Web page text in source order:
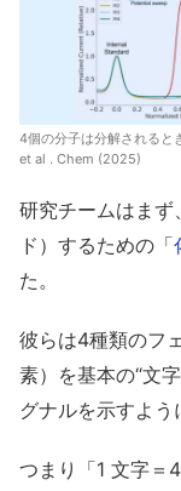
4個の分子は分解されると
et al . Chem (2025)
研究チームはまず
ド）するための「
た。
彼らは4種類のフ
素）を基本の“文
グナルを示すよう
つまり「1 文字＝